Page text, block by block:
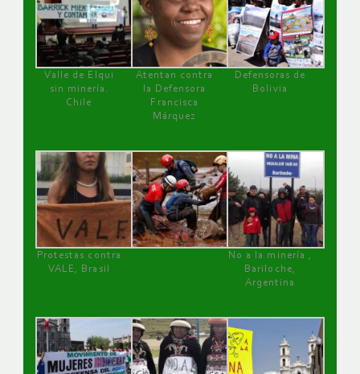
Valle de Elqui
sin minería.
Chile
Atentan contra
la Defensora
Francisca
Márquez
Defensoras de
Bolivia
Protestas contra
VALE, Brasil
No a la minería ,
Bariloche,
Argentina